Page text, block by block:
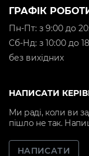
ГРАФІК
Пн-Пт: з 9:00 до
Cб-Нд: з 10:00 до
без вихідних
НАПИСАТИ
Ми раді, коли ви
пішло не так.
НАПИСАТИ